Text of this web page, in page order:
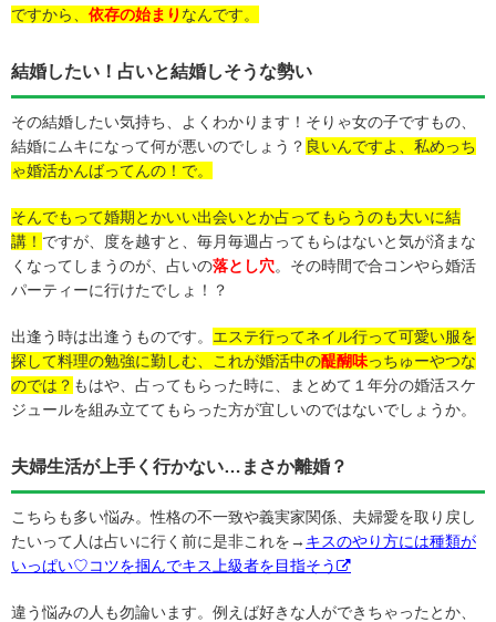
ですから、 依存の始まり なんです。
結婚したい！占いと結婚しそうな勢い
その結婚したい気持ち、よくわかります！そりゃ女の子ですもの、
結婚にムキになって何が悪いのでしょう？ 良いんですよ、私めっち
ゃ婚活かんばってんの！で。
そんでもって婚期とかいい出会いとか占ってもらうのも大いに結
講！ ですが、度を越すと、毎月毎週占ってもらはないと気が済まな
くなってしまうのが、占いの落とし穴。その時間で合コンやら婚活
パーティーに行けたでしょ！？
出逢う時は出逢うものです。 エステ行ってネイル行って可愛い服を
探して料理の勉強に勤しむ、これが婚活中の醍醐味っちゅーやつな
のでは？ もはや、占ってもらった時に、まとめて１年分の婚活スケ
ジュールを組み立ててもらった方が宜しいのではないでしょうか。
夫婦生活が上手く行かない…まさか離婚？
こちらも多い悩み。性格の不一致や義実家関係、夫婦愛を取り戻し
たいって人は占いに行く前に是非これを→ キスのやり方には種類が
いっぱい♡コツを掴んでキス上級者を目指そう
違う悩みの人も勿論います。例えば好きな人ができちゃったとか、